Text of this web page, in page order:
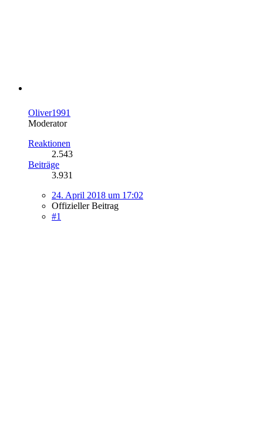
Oliver1991
Moderator
Reaktionen
2.543
Beiträge
3.931
24. April 2018 um 17:02
Offizieller Beitrag
#1